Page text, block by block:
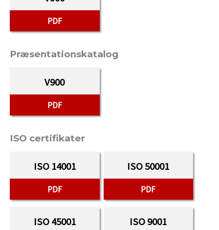
PDF
Præsentationskatalog
V900
PDF
ISO certifikater
ISO 14001
PDF
ISO 50001
PDF
ISO 45001 ISO 9001